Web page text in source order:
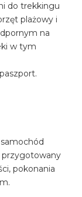
do trekkingu
plażowy i
na
w tym
przygotowany
pokonania